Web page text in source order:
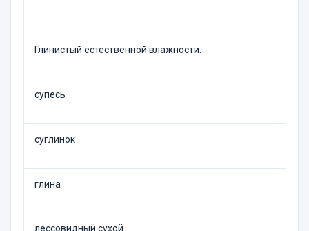
Глинистый естественной влажности:
супесь
суглинок
глина
лессовидный сухой